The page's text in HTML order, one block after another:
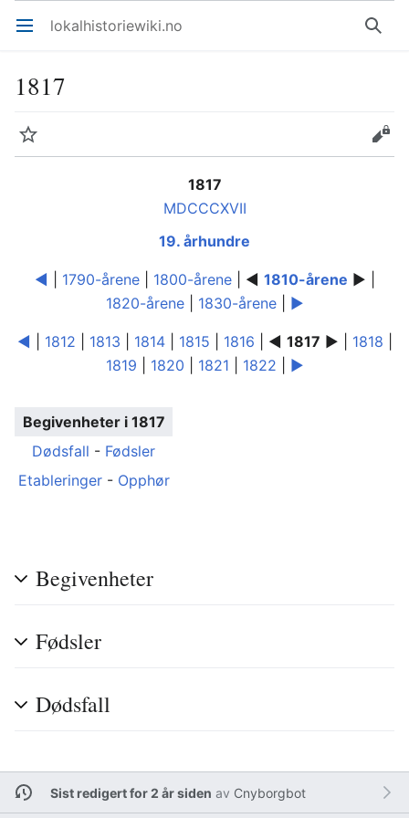
Åpne hovedmenyen lokalhistoriewiki.no Søk
1817
Overvåk Rediger
1817
MDCCCXVII
19. århundre
◄ 1790-årene| 1800-årene| ◄ 1810-årene ► |
1820-årene| 1830-årene| ►
◄ 1812 1813 1814| 1815 1816 | ◄ 1817 ► | 1818
1819
1820 1821 1822 ►
Begivenheter i 1817
Dødsfall - Fødsler
Etableringer- Opphør
Begivenheter
Fødsler
Dødsfall
Sist redigert for 2 år siden av Cnyborgbot